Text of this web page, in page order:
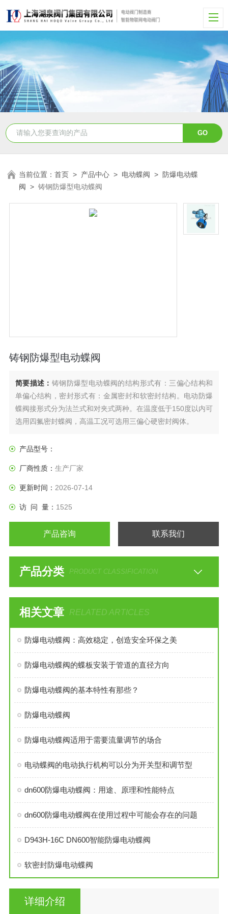
当前位置：首页 > 产品中心 > 电动蝶阀 > 防爆电动蝶
阀 >铸钢防爆型电动蝶阀
铸钢防爆型电动蝶阀
简要描述： 铸钢防爆型电动蝶阀的结构形式有：三偏心结构和
单偏心结构，密封形式有：金属密封和软密封结构。电动防爆
蝶阀接形式分为法兰式和对夹式两种。在温度低于150度以内可
选用四氟密封蝶阀，高温工况可选用三偏心硬密封阀体。
产品型号：
厂商性质： 生产厂家
更新时间： 2026-07-14
访 问 量： 1525
产品咨询 联系我们
产品分类 PRODUCT CLASSIFICATION
相关文章 RELATED ARTICLES
防爆电动蝶阀：高效稳定，创造安全环保之美
防爆电动蝶阀的蝶板安装于管道的直径方向
防爆电动蝶阀的基本特性有那些？
防爆电动蝶阀
防爆电动蝶阀适用于需要流量调节的场合
电动蝶阀的电动执行机构可以分为开关型和调节型
dn600防爆电动蝶阀：用途、原理和性能特点
dn600防爆电动蝶阀在使用过程中可能会存在的问题
D943H-16C DN600智能防爆电动蝶阀
软密封防爆电动蝶阀
详细介绍